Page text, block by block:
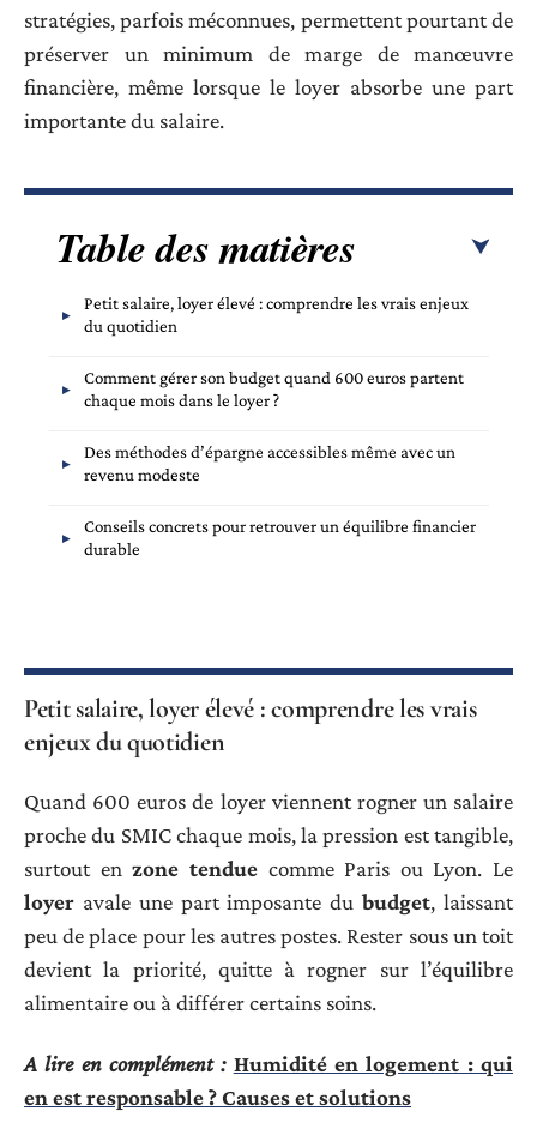
stratégies, parfois méconnues, permettent pourtant de
préserver un minimum de marge de manœuvre
financière, même lorsque le loyer absorbe une part
importante du salaire.
Table des matières
Petit salaire, loyer élevé : comprendre les vrais enjeux
du quotidien
Comment gérer son budget quand 600 euros partent
chaque mois dans le loyer ?
Des méthodes d’épargne accessibles même avec un
revenu modeste
Conseils concrets pour retrouver un équilibre financier
durable
Petit salaire, loyer élevé : comprendre les vrais
enjeux du quotidien
Quand 600 euros de loyer viennent rogner un salaire
proche du SMIC chaque mois, la pression est tangible,
surtout enzone tenduecomme Paris ou Lyon. Le
loyer avale une part imposante dubudget, laissant
peu de place pour les autres postes. Rester sous un toit
devient la priorité, quitte à rogner sur l’équilibre
alimentaire ou à différer certains soins.
A lire en complément : Humidité en logement : qui
en est responsable ? Causes et solutions